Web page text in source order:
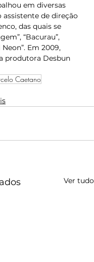
em diversas
de direção
das quais se
“Bacurau”,
Neon”. Em 2009,
produtora Desbun
Caetano
Ver tudo